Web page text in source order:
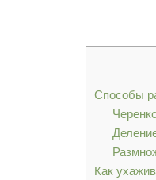
Способы
Как